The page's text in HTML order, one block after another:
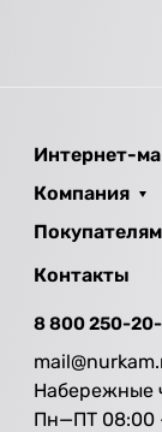
Интернет-
Компания
Покупателям
Контакты
8 800 250-
Набережные
Пн—ПТ 08:00